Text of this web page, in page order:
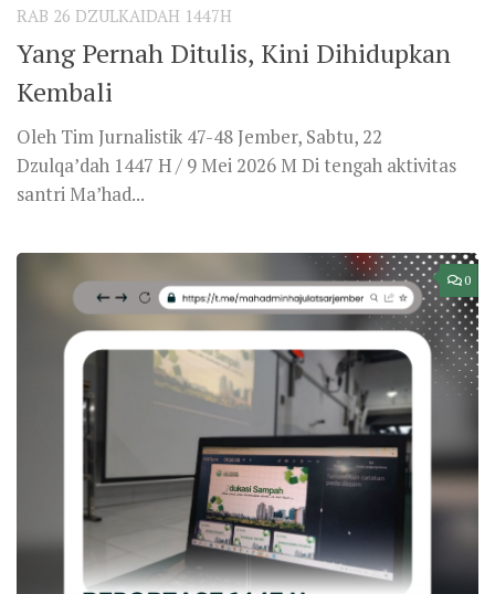
RAB 26 DZULKAIDAH 1447H
Yang Pernah Ditulis, Kini Dihidupkan
Kembali
Oleh Tim Jurnalistik 47-48 Jember, Sabtu, 22
Dzulqa’dah 1447 H / 9 Mei 2026 M Di tengah aktivitas
santri Ma’had...
0